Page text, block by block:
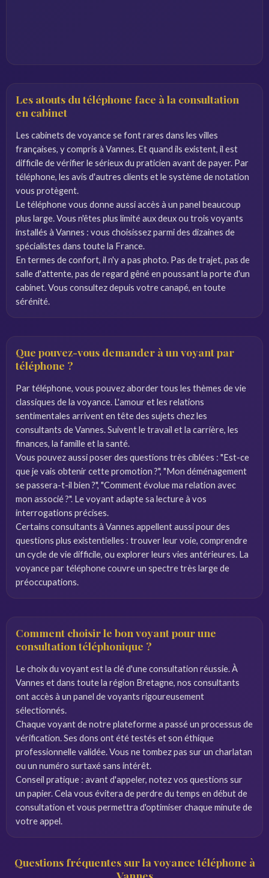
Les atouts du téléphone face à la consultation
en cabinet
Les cabinets de voyance se font rares dans les villes
françaises, y compris à Vannes. Et quand ils existent, il est
difficile de vérifier le sérieux du praticien avant de payer. Par
téléphone, les avis d'autres clients et le système de notation
vous protègent.
Le téléphone vous donne aussi accès à un panel beaucoup
plus large. Vous n'êtes plus limité aux deux ou trois voyants
installés à Vannes : vous choisissez parmi des dizaines de
spécialistes dans toute la France.
En termes de confort, il n'y a pas photo. Pas de trajet, pas de
salle d'attente, pas de regard gêné en poussant la porte d'un
cabinet. Vous consultez depuis votre canapé, en toute
sérénité.
Que pouvez-vous demander à un voyant par
téléphone ?
Par téléphone, vous pouvez aborder tous les thèmes de vie
classiques de la voyance. L'amour et les relations
sentimentales arrivent en tête des sujets chez les
consultants de Vannes. Suivent le travail et la carrière, les
finances, la famille et la santé.
Vous pouvez aussi poser des questions très ciblées : "Est-ce
que je vais obtenir cette promotion ?", "Mon déménagement
se passera-t-il bien ?", "Comment évolue ma relation avec
mon associé ?". Le voyant adapte sa lecture à vos
interrogations précises.
Certains consultants à Vannes appellent aussi pour des
questions plus existentielles : trouver leur voie, comprendre
un cycle de vie difficile, ou explorer leurs vies antérieures. La
voyance par téléphone couvre un spectre très large de
préoccupations.
Comment choisir le bon voyant pour une
consultation téléphonique ?
Le choix du voyant est la clé d'une consultation réussie. À
Vannes et dans toute la région Bretagne, nos consultants
ont accès à un panel de voyants rigoureusement
sélectionnés.
Chaque voyant de notre plateforme a passé un processus de
vérification. Ses dons ont été testés et son éthique
professionnelle validée. Vous ne tombez pas sur un charlatan
ou un numéro surtaxé sans intérêt.
Conseil pratique : avant d'appeler, notez vos questions sur
un papier. Cela vous évitera de perdre du temps en début de
consultation et vous permettra d'optimiser chaque minute de
votre appel.
Questions fréquentes sur la voyance téléphone à